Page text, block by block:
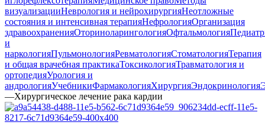
визуализацииНеврология и нейрохирургияНеотложные
состояния и интенсивная терапияНефрологияОрганизация
здравоохраненияОториноларингологияОфтальмология
и
наркологияПульмонологияРевматологияСтоматологияТерапия
и общая врачебная практикаТоксикологияТравматология и
ортопедияУрология и
андрологияУчебникиФармакологияХирургияЭндокринология
—Хирургическое лечение рака кардии